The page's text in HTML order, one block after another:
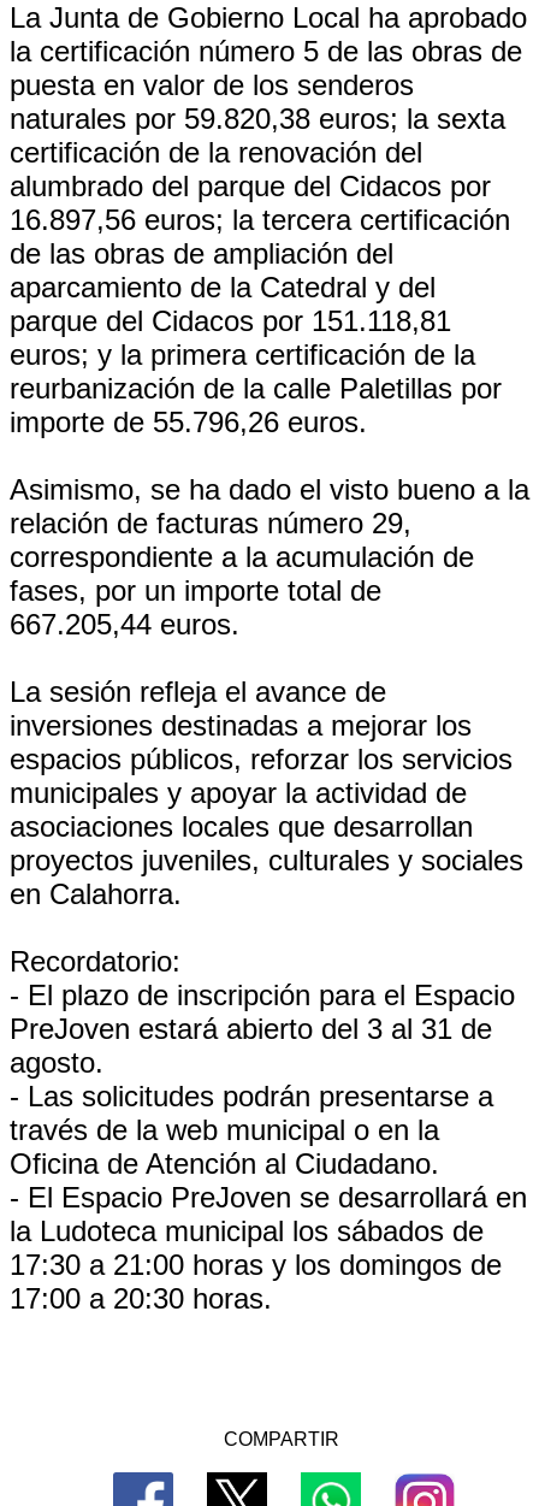
La Junta de Gobierno Local ha aprobado
la certificación número 5 de las obras de
puesta en valor de los senderos
naturales por 59.820,38 euros; la sexta
certificación de la renovación del
alumbrado del parque del Cidacos por
16.897,56 euros; la tercera certificación
de las obras de ampliación del
aparcamiento de la Catedral y del
parque del Cidacos por 151.118,81
euros; y la primera certificación de la
reurbanización de la calle Paletillas por
importe de 55.796,26 euros.
Asimismo, se ha dado el visto bueno a la
relación de facturas número 29,
correspondiente a la acumulación de
fases, por un importe total de
667.205,44 euros.
La sesión refleja el avance de
inversiones destinadas a mejorar los
espacios públicos, reforzar los servicios
municipales y apoyar la actividad de
asociaciones locales que desarrollan
proyectos juveniles, culturales y sociales
en Calahorra.
Recordatorio:
- El plazo de inscripción para el Espacio
PreJoven estará abierto del 3 al 31 de
agosto.
- Las solicitudes podrán presentarse a
través de la web municipal o en la
Oficina de Atención al Ciudadano.
- El Espacio PreJoven se desarrollará en
la Ludoteca municipal los sábados de
17:30 a 21:00 horas y los domingos de
17:00 a 20:30 horas.
COMPARTIR